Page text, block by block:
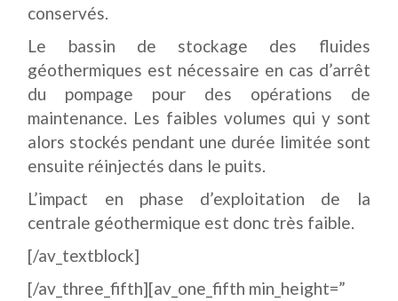
conservés.
Le bassin de stockage des fluides
géothermiques est nécessaire en cas d’arrêt
du pompage pour des opérations de
maintenance. Les faibles volumes qui y sont
alors stockés pendant une durée limitée sont
ensuite réinjectés dans le puits.
L’impact en phase d’exploitation de la
centrale géothermique est donc très faible.
[/av_textblock]
[/av_three_fifth][av_one_fifth min_height=”